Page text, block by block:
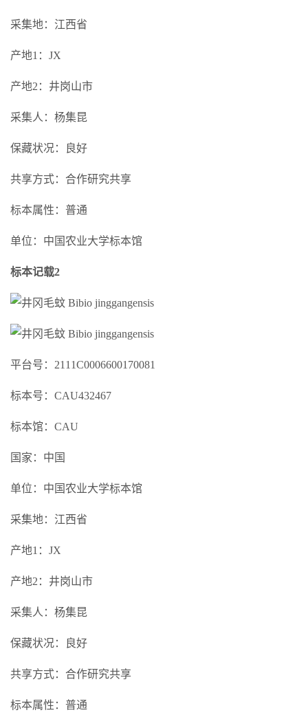
采集地：江西省
产地1：JX
产地2：井岗山市
采集人：杨集昆
保藏状况：良好
共享方式：合作研究共享
标本属性：普通
单位：中国农业大学标本馆
标本记载2
平台号：2111C0006600170081
标本号：CAU432467
标本馆：CAU
国家：中国
单位：中国农业大学标本馆
采集地：江西省
产地1：JX
产地2：井岗山市
采集人：杨集昆
保藏状况：良好
共享方式：合作研究共享
标本属性：普通